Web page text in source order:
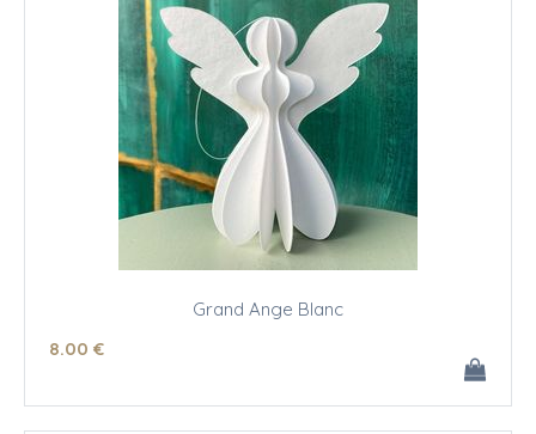
Grand Ange Blanc
8.00 €